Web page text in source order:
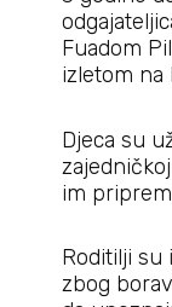
Fuadom
izletom na
Djeca su
im
Roditilji su
zbog